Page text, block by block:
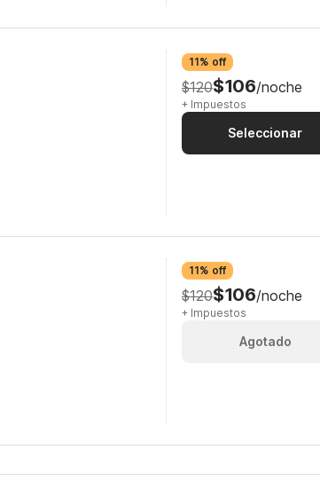
11% off
$120$106/noche
+ Impuestos
Seleccionar
11% off
$120$106/noche
+ Impuestos
Agotado